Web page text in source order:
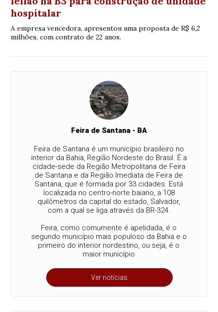
hospitalar
A empresa vencedora, apresentou uma proposta de R$ 6,2
milhões, com contrato de 22 anos.
Feira de Santana - BA
Feira de Santana é um município brasileiro no
interior da Bahia, Região Nordeste do Brasil. É a
cidade-sede da Região Metropolitana de Feira
de Santana e da Região Imediata de Feira de
Santana, que é formada por 33 cidades. Está
localizada no centro-norte baiano, a 108
quilômetros da capital do estado, Salvador,
com a qual se liga através da BR-324.
Feira, como comumente é apelidada, é o
segundo município mais populoso da Bahia e o
primeiro do interior nordestino, ou seja, é o
maior município
Ver notícias